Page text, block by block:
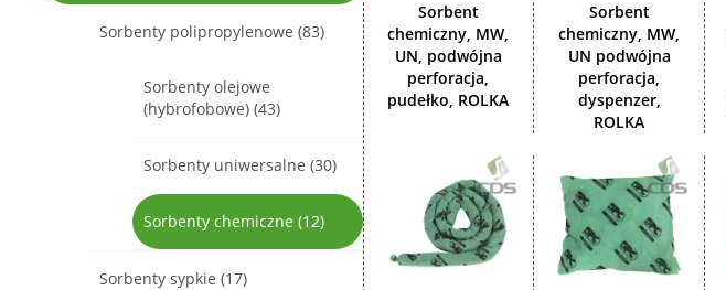
Sorbenty polipropylenowe (83)
Sorbenty olejowe
(hybrofobowe) (43)
Sorbenty uniwersalne (30)
Sorbenty chemiczne (12)
Sorbenty sypkie (17)
Sorbent
chemiczny, MW,
UN, podwójna
perforacja,
pudełko, ROLKA
Sorbent
chemiczny, MW,
UN podwójna
perforacja,
dyspenzer,
ROLKA